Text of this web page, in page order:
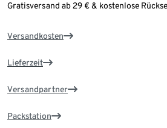
Gratisversand ab 29 € & kostenlose
Versandkosten
Lieferzeit
Versandpartner
Packstation